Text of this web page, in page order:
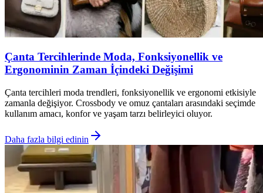
Çanta Tercihlerinde Moda, Fonksiyonellik ve
Ergonominin Zaman İçindeki Değişimi
Çanta tercihleri moda trendleri, fonksiyonellik ve ergonomi etkisiyle
zamanla değişiyor. Crossbody ve omuz çantaları arasındaki seçimde
kullanım amacı, konfor ve yaşam tarzı belirleyici oluyor.
Daha fazla bilgi edinin